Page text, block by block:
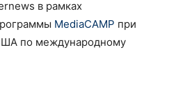
в рамках
MediaCAMP при
по международному